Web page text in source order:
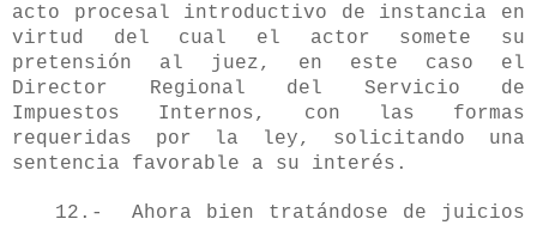
acto procesal introductivo de instancia en
virtud del cual el actor somete su
pretensión al juez, en este caso el
Director Regional del Servicio de
Impuestos Internos, con las formas
requeridas por la ley, solicitando una
sentencia favorable a su interés.
12.- Ahora bien tratándose de juicios